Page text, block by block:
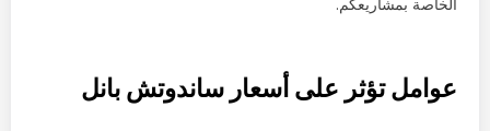
الخاصة بمشاريعكم.
عوامل تؤثر على أسعار ساندوتش بانل